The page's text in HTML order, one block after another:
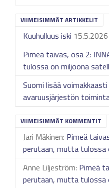
VIIMEISIMMÄT ARTIKKELIT
Kuuhulluus iski 15.5.2026
Pimeä taivas, osa 2:
tulossa on miljoona
Suomi lisää
avaruusjärjestön
VIIMEISIMMÄT KOMMENTIT
Jari Mäkinen: Pimeä
perutaan, mutta
Anne Liljeström: Pimeä
perutaan, mutta